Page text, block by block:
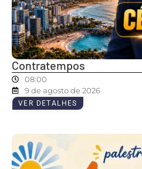
Contratempos
08:00
9 de agosto de 2026
VER DETALHES